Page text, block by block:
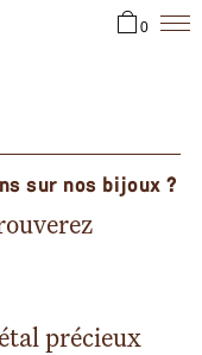
0
sur nos bijoux ?
précieux